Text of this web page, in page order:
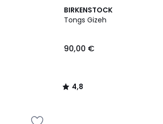
BIRKENSTOCK
Tongs Gizeh
90,00 €
4,8
/ 5
4,8
/